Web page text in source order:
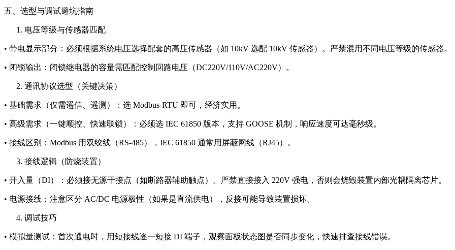
五、选型与调试避坑指南
电压等级与传感器匹配
• 带电显示部分：必须根据系统电压选择配套的高压传感器（如 10kV 选配 10kV 传感器）。严禁混用不同电压等级的传感器。
• 闭锁输出：闭锁继电器的容量需匹配控制回路电压（DC220V/110V/AC220V）。
通讯协议选型（关键决策）
• 基础需求（仅需遥信、遥测）：选 Modbus-RTU 即可，经济实用。
• 高级需求（一键顺控、快速联锁）：必须选 IEC 61850 版本，支持 GOOSE 机制，响应速度可达毫秒级。
• 接线区别：Modbus 用双绞线（RS-485），IEC 61850 通常用屏蔽网线（RJ45）。
接线逻辑（防烧装置）
• 开入量（DI）：必须接无源干接点（如断路器辅助触点）。严禁直接接入 220V 强电，否则会烧毁装置内部光耦隔离芯片。
• 电源接线：注意区分 AC/DC 电源极性（如果是直流供电），反接可能导致装置损坏。
调试技巧
• 模拟量测试：首次通电时，用短接线逐一短接 DI 端子，观察面板状态图是否同步变化，快速排查接线错误。